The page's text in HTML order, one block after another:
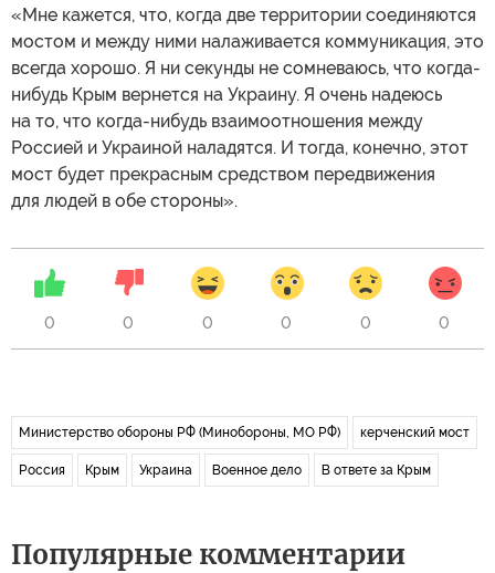
«Мне кажется, что, когда две территории соединяются
мостом и между ними налаживается коммуникация, это
всегда хорошо. Я ни секунды не сомневаюсь, что когда-
нибудь Крым вернется на Украину. Я очень надеюсь
на то, что когда-нибудь взаимоотношения между
Россией и Украиной наладятся. И тогда, конечно, этот
мост будет прекрасным средством передвижения
для людей в обе стороны».
0 0 0 0 0 0
Министерство обороны РФ (Минобороны, МО РФ) керченский мост
Россия Крым Украина Военное дело В ответе за Крым
Популярные комментарии